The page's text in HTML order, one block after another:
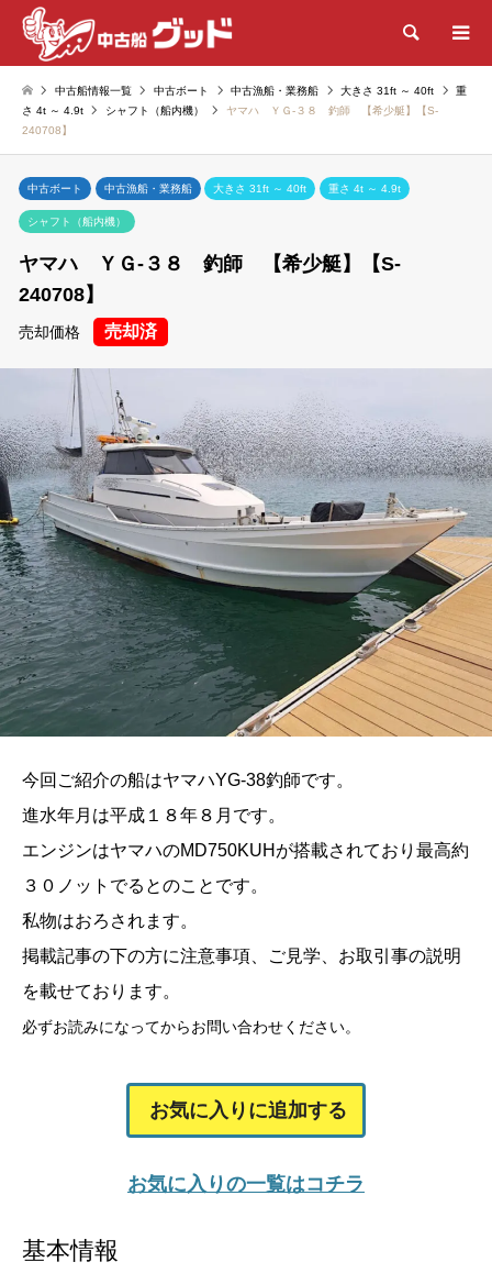
検索
中古船情報一覧 中古ボート 中古漁船・業務船 大きさ 31ft ～ 40ft
重
さ 4t ～ 4.9t
シャフト（船内機）
ヤマハ ＹＧ-３８ 釣師 【希少艇】【S-
240708】
中古ボート 中古漁船・業務船 大きさ 31ft ～ 40ft 重さ 4t ～ 4.9t
シャフト（船内機）
ヤマハ ＹＧ-３８ 釣師 【希少艇】【S-
240708】
売却価格 売却済
今回ご紹介の船はヤマハYG-38釣師です。
進水年月は平成１８年８月です。
エンジンはヤマハのMD750KUHが搭載されており最高約
３０ノットでるとのことです。
私物はおろされます。
掲載記事の下の方に注意事項、ご見学、お取引事の説明
を載せております。
必ずお読みになってからお問い合わせください。
お気に入りに追加する
お気に入りの一覧はコチラ
基本情報